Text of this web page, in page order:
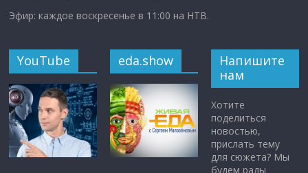
Эфир: каждое воскресенье в 11:00 на НТВ.
YouTube eda.show
Напишите
нам
Хотите
поделиться
новостью,
прислать тему
для сюжета? Мы
будем рады